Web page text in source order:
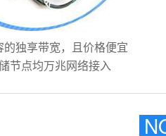
独享带宽，且价格便宜
节点均万兆网络接入